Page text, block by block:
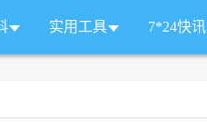
实用工具 7*24快讯